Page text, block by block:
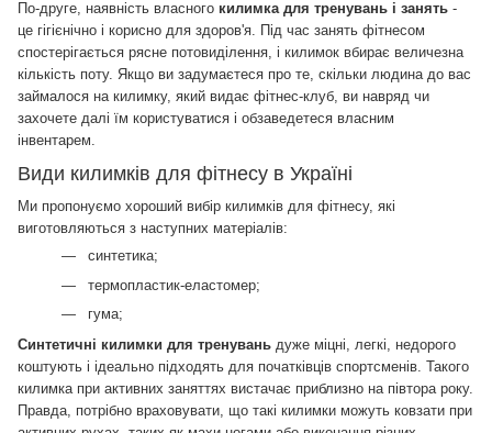
По-друге, наявність власного килимка для тренувань і занять -
це гігієнічно і корисно для здоров'я. Під час занять фітнесом
спостерігається рясне потовиділення, і килимок вбирає величезна
кількість поту. Якщо ви задумаєтеся про те, скільки людина до вас
займалося на килимку, який видає фітнес-клуб, ви навряд чи
захочете далі їм користуватися і обзаведетеся власним
інвентарем.
Види килимків для фітнесу в Україні
Ми пропонуємо хороший вибір килимків для фітнесу, які
виготовляються з наступних матеріалів:
синтетика;
термопластик-еластомер;
гума;
Синтетичні килимки для тренувань дуже міцні, легкі, недорого
коштують і ідеально підходять для початківців спортсменів. Такого
килимка при активних заняттях вистачає приблизно на півтора року.
Правда, потрібно враховувати, що такі килимки можуть ковзати при